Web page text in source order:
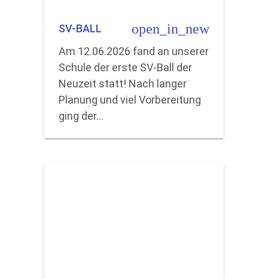
SV-BALL open_in_new
Am 12.06.2026 fand an unserer
Schule der erste SV-Ball der
Neuzeit statt! Nach langer
Planung und viel Vorbereitung
ging der…